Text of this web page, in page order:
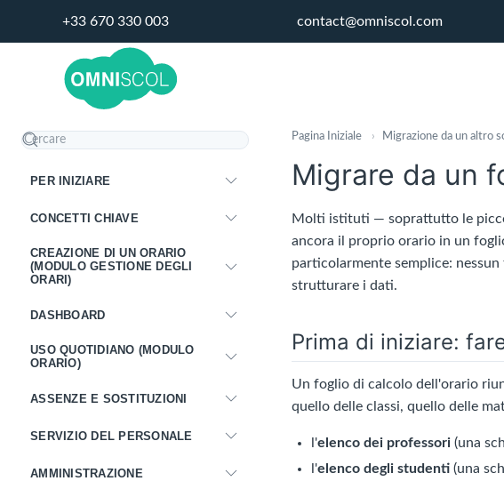
+33 670 330 003 contact@omniscol.com
PER INIZIARE
CONCETTI CHIAVE
CREAZIONE DI UN ORARIO
(MODULO GESTIONE DEGLI
ORARI)
DASHBOARD
USO QUOTIDIANO (MODULO
ORARIO)
ASSENZE E SOSTITUZIONI
SERVIZIO DEL PERSONALE
AMMINISTRAZIONE
Pagina Iniziale › Migrazione da un altro
Migrare da un
Molti istituti — soprattutto le
ancora il proprio orario in un
particolarmente semplice:
strutturare i dati.
Prima di iniziare:
Un foglio di calcolo dell'orario
quello delle classi, quello delle
l'elenco dei professori (una
l'elenco degli studenti (una